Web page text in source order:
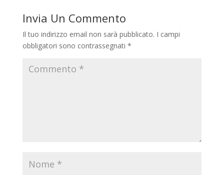
Invia Un Commento
Il tuo indirizzo email non sarà pubblicato. I campi
obbligatori sono contrassegnati *